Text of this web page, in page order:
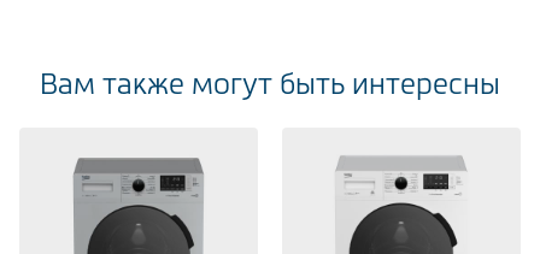
Вам также могут быть интересны